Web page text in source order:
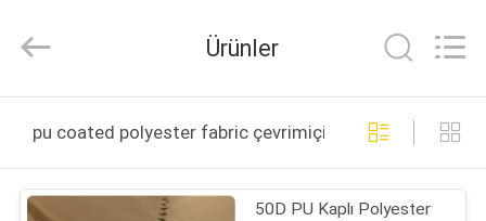
ÜRÜN:%
Textile
Co.,Ltd.
Reserved.
Ürünler
pu coated polyester fabric çevrimiçi üretim
50D PU Kaplı Polyester